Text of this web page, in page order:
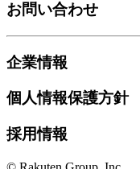
お問い合わせ
企業情報
個人情報保護方針
採用情報